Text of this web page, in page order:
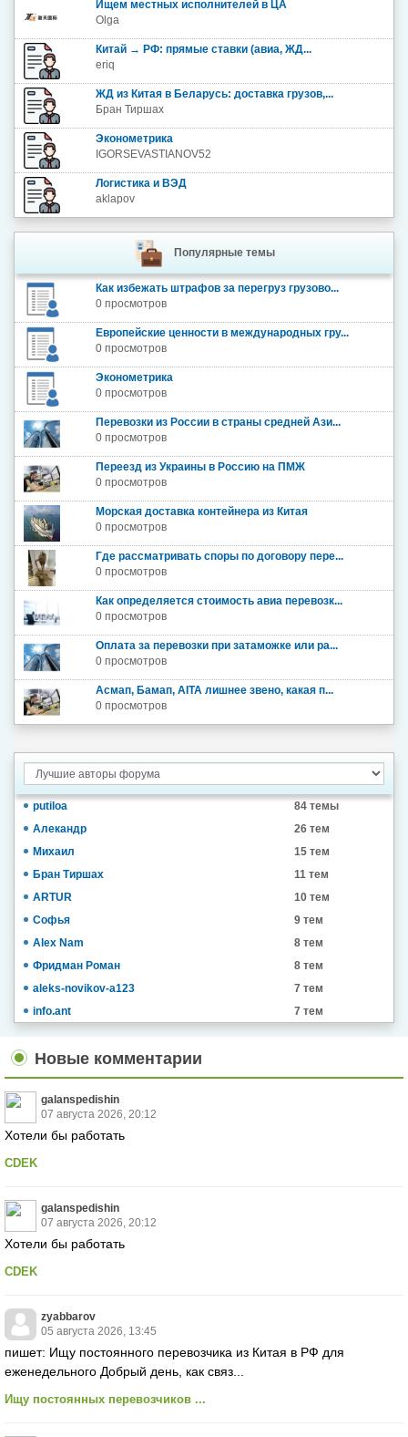
Ищем местных исполнителей в ЦА
Olga
Китай → РФ: прямые ставки (авиа, ЖД...
eriq
ЖД из Китая в Беларусь: доставка грузов,...
Бран Тиршах
Эконометрика
IGORSEVASTIANOV52
Логистика и ВЭД
aklapov
Популярные темы
Как избежать штрафов за перегруз грузово...
0 просмотров
Европейские ценности в международных гру...
0 просмотров
Эконометрика
0 просмотров
Перевозки из России в страны средней Ази...
0 просмотров
Переезд из Украины в Россию на ПМЖ
0 просмотров
Морская доставка контейнера из Китая
0 просмотров
Где рассматривать споры по договору пере...
0 просмотров
Как определяется стоимость авиа перевозк...
0 просмотров
Оплата за перевозки при затаможке или ра...
0 просмотров
Асмап, Бамап, AITA лишнее звено, какая п...
0 просмотров
putiloa
84 темы
Алекандр
26 тем
Михаил
15 тем
Бран Тиршах
11 тем
ARTUR
10 тем
Софья
9 тем
Alex Nam
8 тем
Фридман Роман
8 тем
aleks-novikov-a123
7 тем
info.ant
7 тем
Новые комментарии
galanspedishin
07 августа 2026, 20:12
Хотели бы работать
CDEK
galanspedishin
07 августа 2026, 20:12
Хотели бы работать
CDEK
zyabbarov
05 августа 2026, 13:45
пишет: Ищу постоянного перевозчика из Китая в РФ для
еженедельного Добрый день, как связ...
Ищу постоянных перевозчиков ...